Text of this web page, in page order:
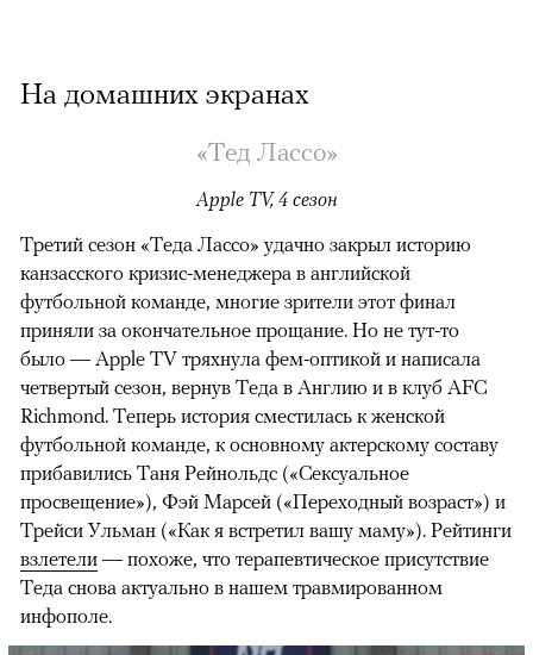
На домашних экранах
«Тед Лассо»
Apple TV, 4 сезон
00:00 / 00:00
Третий сезон «Теда Лассо» удачно закрыл историю
канзасского кризис-менеджера в английской
футбольной команде, многие зрители этот финал
приняли за окончательное прощание. Но не тут-то
было — Apple TV тряхнула фем-оптикой и написала
четвертый сезон, вернув Теда в Англию и в клуб AFC
Richmond. Теперь история сместилась к женской
футбольной команде, к основному актерскому составу
прибавились Таня Рейнольдс («Сексуальное
просвещение»), Фэй Марсей («Переходный возраст») и
Трейси Ульман («Как я встретил вашу маму»). Рейтинги
взлетели — похоже, что терапевтическое присутствие
Теда снова актуально в нашем травмированном
инфополе.